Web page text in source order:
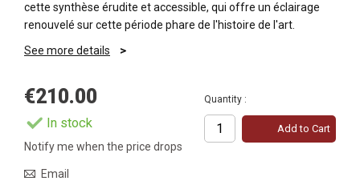
cette synthèse érudite et accessible, qui offre un éclairage
renouvelé sur cette période phare de l'histoire de l'art.
See more details
€210.00
In stock
Quantity :
Add to Cart
Notify me when the price drops
Email